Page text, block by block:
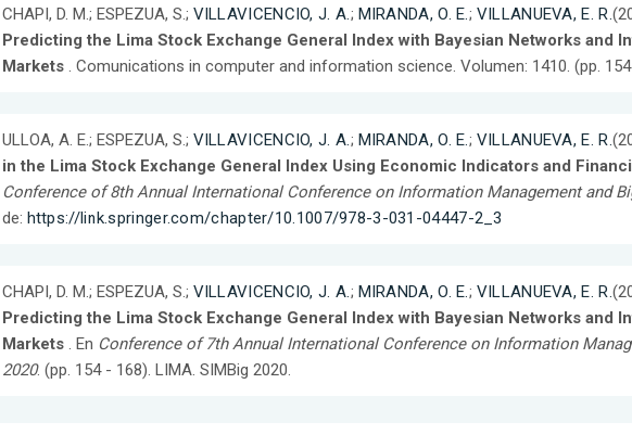
CHAPI, D. M.; ESPEZUA, S.; VILLAVICENCIO, J. A.; MIRANDA, O. E.; VILLANUEVA, E. R.
Predicting the Lima Stock Exchange General Index with Bayesian Networks and
Markets . Comunications in computer and information science. Volumen: 1410. (pp.
ULLOA, A. E.; ESPEZUA, S.; VILLAVICENCIO, J. A.; MIRANDA, O. E.; VILLANUEVA, E. R.
in the Lima Stock Exchange General Index Using Economic Indicators and
Conference of 8th Annual International Conference on Information Management and
de: https://link.springer.com/chapter/10.1007/978-3-031-04447-2_3
CHAPI, D. M.; ESPEZUA, S.; VILLAVICENCIO, J. A.; MIRANDA, O. E.; VILLANUEVA, E. R.
Predicting the Lima Stock Exchange General Index with Bayesian Networks and
Markets . En Conference of 7th Annual International Conference on Information
2020. (pp. 154 - 168). LIMA. SIMBig 2020.